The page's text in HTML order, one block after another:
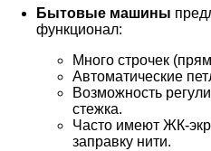
Бытовые машины
функционал:
Много строчек
Автоматические
Возможность
стежка.
Часто имеют ЖК-
заправку нити.